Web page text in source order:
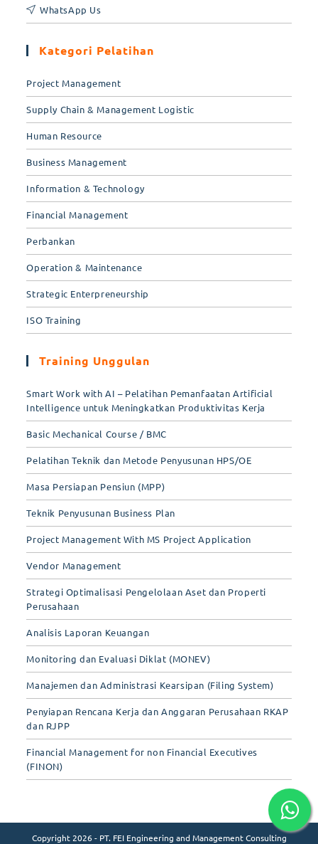
WhatsApp Us
Kategori Pelatihan
Project Management
Supply Chain & Management Logistic
Human Resource
Business Management
Information & Technology
Financial Management
Perbankan
Operation & Maintenance
Strategic Enterpreneurship
ISO Training
Training Unggulan
Smart Work with AI – Pelatihan Pemanfaatan Artificial
Intelligence untuk Meningkatkan Produktivitas Kerja
Basic Mechanical Course / BMC
Pelatihan Teknik dan Metode Penyusunan HPS/OE
Masa Persiapan Pensiun (MPP)
Teknik Penyusunan Business Plan
Project Management With MS Project Application
Vendor Management
Strategi Optimalisasi Pengelolaan Aset dan Properti
Perusahaan
Analisis Laporan Keuangan
Monitoring dan Evaluasi Diklat (MONEV)
Manajemen dan Administrasi Kearsipan (Filing System)
Penyiapan Rencana Kerja dan Anggaran Perusahaan RKAP
dan RJPP
Financial Management for non Financial Executives
(FINON)
Copyright 2026 - PT. FEI Engineering and Management Consulting